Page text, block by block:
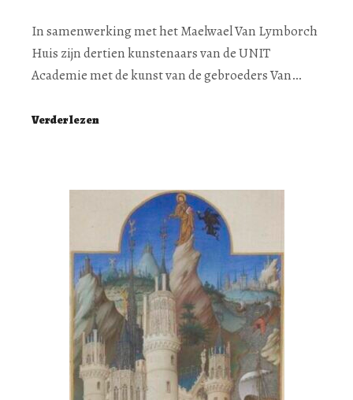
In samenwerking met het Maelwael Van Lymborch
Huis zijn dertien kunstenaars van de UNIT
Academie met de kunst van de gebroeders Van…
Verder lezen